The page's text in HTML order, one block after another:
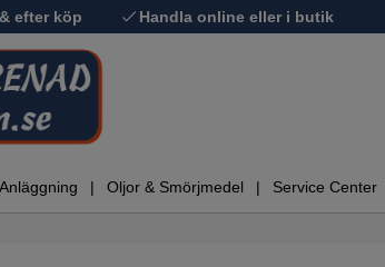
efter köp Handla online eller i butik
Anläggning Oljor & Smörjmedel Service Center